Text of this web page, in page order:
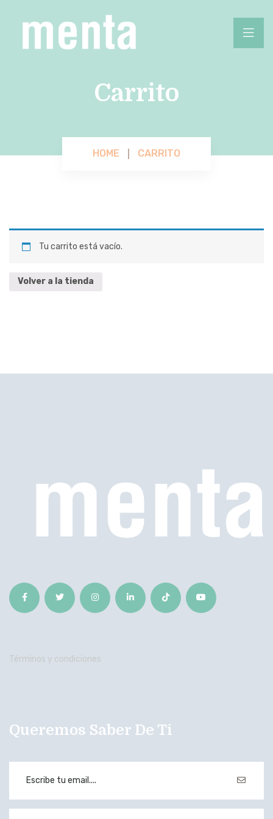
Carrito
HOME CARRITO
Tu carrito está vacío.
Volver a la tienda
Términos y condiciones
Queremos Saber De Ti